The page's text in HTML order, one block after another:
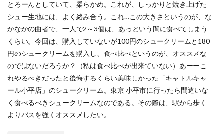
とろーんとしていて、柔らかめ。これが、しっかりと焼き上げた
シュー生地には、よく絡み合う。これ…この大きさというのが、な
かなかの曲者で、一人で2～3個は、あっという間に食べてしまう
くらい。今回は、購入していないが100円のシュークリームと180
円のシュークリームを購入し、食べ比べというのが、オススメな
のではないだろうか？（私は食べ比べが出来ていない）あーーこ
れやるべきだったと後悔するくらい美味しかった「キャトルキャ
ール小平店」のシュークリーム。東京 小平市に行ったら間違いな
く食べるべきシュークリームなのである。その際は、駅から歩く
よりバスを強くオススメしたい。